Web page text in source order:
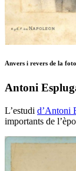
Anvers i revers de la
Antoni
L’estudi d’Antoni
importants de